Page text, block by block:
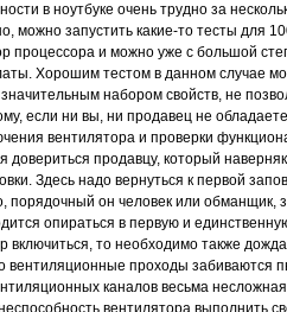
в ноутбуке очень трудно за
можно запустить какие-то тесты для
процессора и можно уже с большой
Хорошим тестом в данном случае
набором свойств, не
если ни вы, ни продавец не
вентилятора и проверки
довериться продавцу, который
Здесь надо вернуться к первой
порядочный он человек или обманщик,
опираться в первую и
включиться, то необходимо также
вентиляционные проходы забиваются
каналов весьма
вентилятора выполнить